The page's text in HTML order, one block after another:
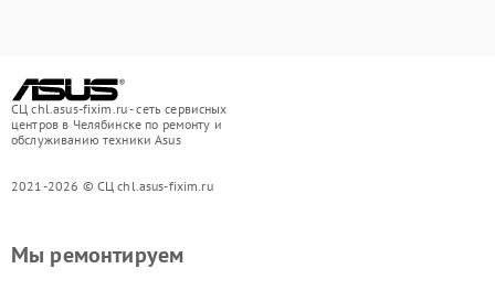
СЦ chl.asus-fixim.ru - сеть сервисных
центров в Челябинске по ремонту и
обслуживанию техники Asus
2021-2026 © СЦ chl.asus-fixim.ru
Мы ремонтируем